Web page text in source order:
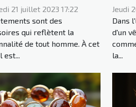
21 juillet 2023 17:22
sont des
qui reflètent la
de tout homme. À cet
est...
Jeudi
Dans
d'un
la...